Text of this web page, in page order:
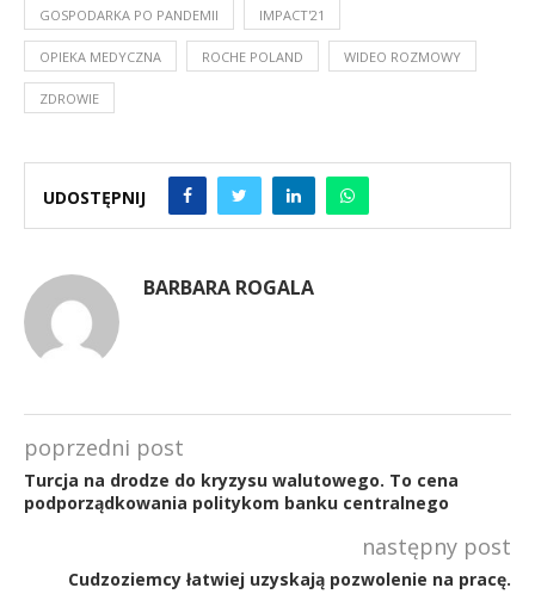
GOSPODARKA PO PANDEMII IMPACT'21
OPIEKA MEDYCZNA ROCHE POLAND WIDEO ROZMOWY
ZDROWIE
UDOSTĘPNIJ
BARBARA ROGALA
poprzedni post
Turcja na drodze do kryzysu walutowego. To cena
podporządkowania politykom banku centralnego
następny post
Cudzoziemcy łatwiej uzyskają pozwolenie na pracę.